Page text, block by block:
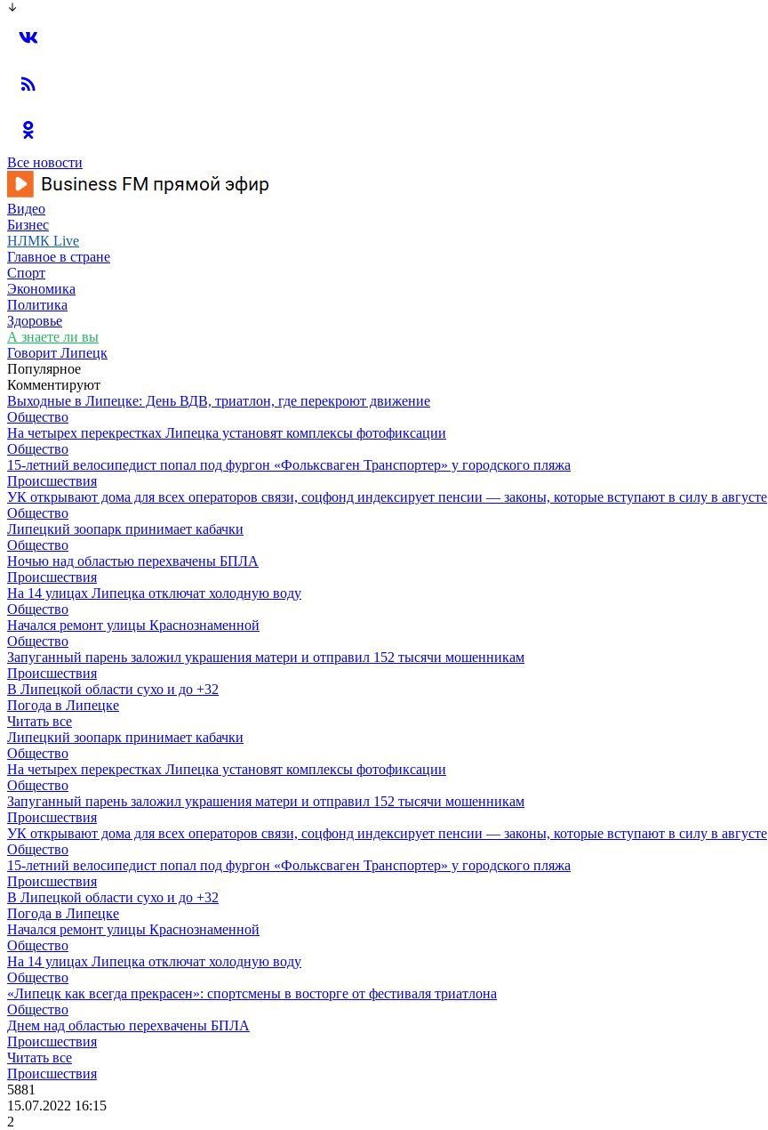
Все новости
Видео
Бизнес
НЛМК Live
Главное в стране
Спорт
Экономика
Политика
Здоровье
А знаете ли вы
Говорит Липецк
Популярное
Комментируют
Выходные в Липецке: День ВДВ, триатлон, где перекроют движение
Общество
На четырех перекрестках Липецка установят комплексы фотофиксации
Общество
15-летний велосипедист попал под фургон «Фольксваген Транспортер» у городского пляжа
Происшествия
УК открывают дома для всех операторов связи, соцфонд индексирует пенсии — законы, которые вступают в силу в августе
Общество
Липецкий зоопарк принимает кабачки
Общество
Ночью над областью перехвачены БПЛА
Происшествия
На 14 улицах Липецка отключат холодную воду
Общество
Начался ремонт улицы Краснознаменной
Общество
Запуганный парень заложил украшения матери и отправил 152 тысячи мошенникам
Происшествия
В Липецкой области сухо и до +32
Погода в Липецке
Читать все
Липецкий зоопарк принимает кабачки
Общество
На четырех перекрестках Липецка установят комплексы фотофиксации
Общество
Запуганный парень заложил украшения матери и отправил 152 тысячи мошенникам
Происшествия
УК открывают дома для всех операторов связи, соцфонд индексирует пенсии — законы, которые вступают в силу в августе
Общество
15-летний велосипедист попал под фургон «Фольксваген Транспортер» у городского пляжа
Происшествия
В Липецкой области сухо и до +32
Погода в Липецке
Начался ремонт улицы Краснознаменной
Общество
На 14 улицах Липецка отключат холодную воду
Общество
«Липецк как всегда прекрасен»: спортсмены в восторге от фестиваля триатлона
Общество
Днем над областью перехвачены БПЛА
Происшествия
Читать все
Происшествия
5881
15.07.2022 16:15
2